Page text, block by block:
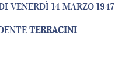
VENERDÌ 14 MARZO 1947
TERRACINI